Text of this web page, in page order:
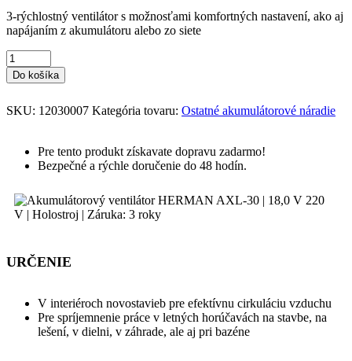
3-rýchlostný ventilátor s možnosťami komfortných nastavení, ako aj
napájaním z akumulátoru alebo zo siete
Do košíka
SKU: 12030007 Kategória tovaru: Ostatné akumulátorové náradie
Pre tento produkt získavate dopravu zadarmo!
Bezpečné a rýchle doručenie do 48 hodín.
URČENIE
V interiéroch novostavieb pre efektívnu cirkuláciu vzduchu
Pre spríjemnenie práce v letných horúčavách na stavbe, na
lešení, v dielni, v záhrade, ale aj pri bazéne